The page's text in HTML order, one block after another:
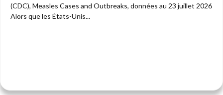
(CDC), Measles Cases and Outbreaks, données au 23 juillet 2026
Alors que les États-Unis...